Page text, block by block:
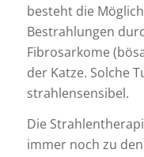
besteht die
Bestrahlungen
Fibrosarkome
der Katze. Solche
strahlensensibel.
Die
immer noch zu